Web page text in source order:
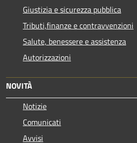
Giustizia e sicurezza pubblica
Tributi,finanze e contravvenzioni
Salute, benessere e assistenza
Autorizzazioni
NOVITÀ
Notizie
Comunicati
Avvisi